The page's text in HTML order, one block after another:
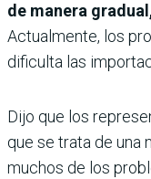
de manera
Actualmente, los
dificulta las
Dijo que los
que se trata de una
muchos de los